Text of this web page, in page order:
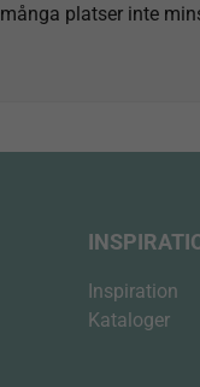
många platser inte
Inspiration
Kataloger